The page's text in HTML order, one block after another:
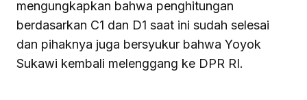
mengungkapkan bahwa penghitungan
berdasarkan C1 dan D1 saat ini sudah selesai
dan pihaknya juga bersyukur bahwa Yoyok
Sukawi kembali melenggang ke DPR RI.